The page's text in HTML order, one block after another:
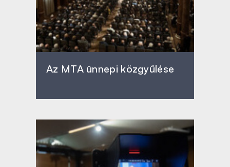
Az MTA ünnepi közgyűlése